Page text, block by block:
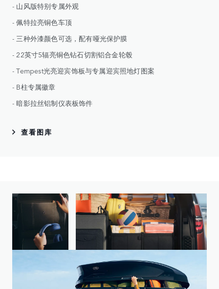
- 山风版特别专属外观
- 佩特拉亮铜色车顶
- 三种外漆颜色可选，配有哑光保护膜
- 22英寸5辐亮铜色钻石切割铝合金轮毂
- Tempest光亮迎宾饰板与专属迎宾照地灯图案
- B柱专属徽章
- 暗影拉丝铝制仪表板饰件
查看图库
选择您心仪的车型，开始个性化定制